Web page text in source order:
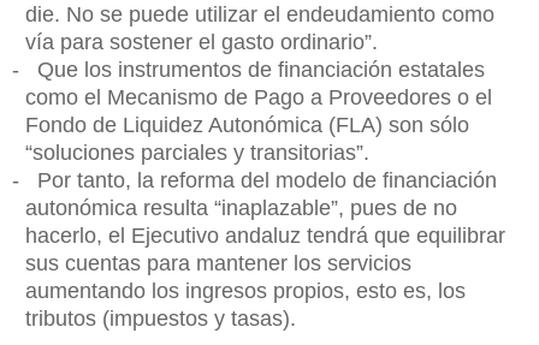
die. No se puede utilizar el endeudamiento como
vía para sostener el gasto ordinario”.
-
Que los instrumentos de financiación estatales
como el Mecanismo de Pago a Proveedores o el
Fondo de Liquidez Autonómica (FLA) son sólo
“soluciones parciales y transitorias”.
-
Por tanto, la reforma del modelo de financiación
autonómica resulta “inaplazable”, pues de no
hacerlo, el Ejecutivo andaluz tendrá que equilibrar
sus cuentas para mantener los servicios
aumentando los ingresos propios, esto es, los
tributos (impuestos y tasas).